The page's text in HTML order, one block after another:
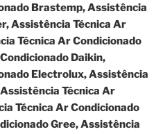
Brastemp, Assistência
Assistência Técnica Ar
Técnica Ar Condicionado
Daikin,
Electrolux, Assistência
Técnica Ar
Técnica Ar Condicionado
Gree, Assistência